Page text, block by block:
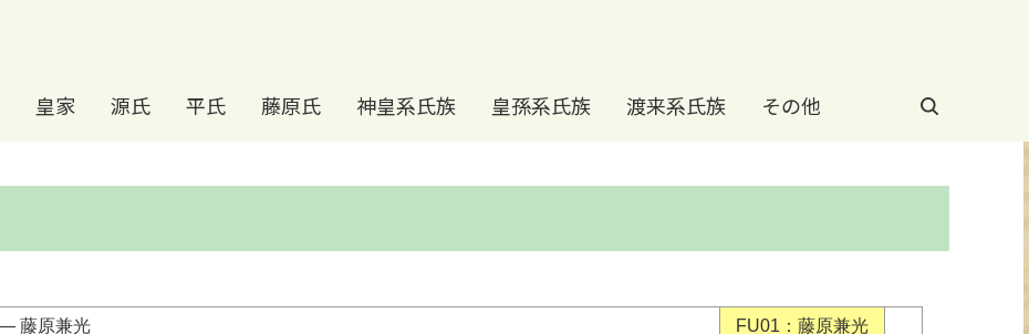
皇家 源氏 平氏 藤原氏 神皇系氏族 皇孫系氏族 渡来系氏族 その他
藤原兼光 FU01：藤原兼光